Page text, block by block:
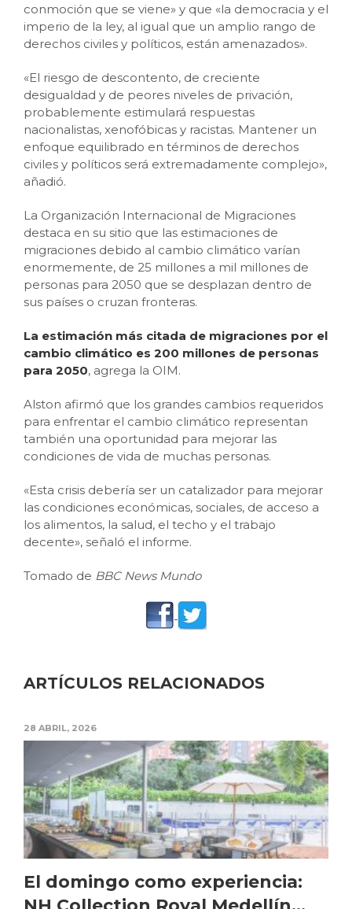
conmoción que se viene» y que «la democracia y el
imperio de la ley, al igual que un amplio rango de
derechos civiles y políticos, están amenazados».
«El riesgo de descontento, de creciente
desigualdad y de peores niveles de privación,
probablemente estimulará respuestas
nacionalistas, xenofóbicas y racistas. Mantener un
enfoque equilibrado en términos de derechos
civiles y políticos será extremadamente complejo»,
añadió.
La Organización Internacional de Migraciones
destaca en su sitio que las estimaciones de
migraciones debido al cambio climático varían
enormemente, de 25 millones a mil millones de
personas para 2050 que se desplazan dentro de
sus países o cruzan fronteras.
La estimación más citada de migraciones por el
cambio climático es 200 millones de personas
para 2050, agrega la OIM.
Alston afirmó que los grandes cambios requeridos
para enfrentar el cambio climático representan
también una oportunidad para mejorar las
condiciones de vida de muchas personas.
«Esta crisis debería ser un catalizador para mejorar
las condiciones económicas, sociales, de acceso a
los alimentos, la salud, el techo y el trabajo
decente», señaló el informe.
Tomado de BBC News Mundo
ARTÍCULOS RELACIONADOS
28 ABRIL, 2026
El domingo como experiencia: